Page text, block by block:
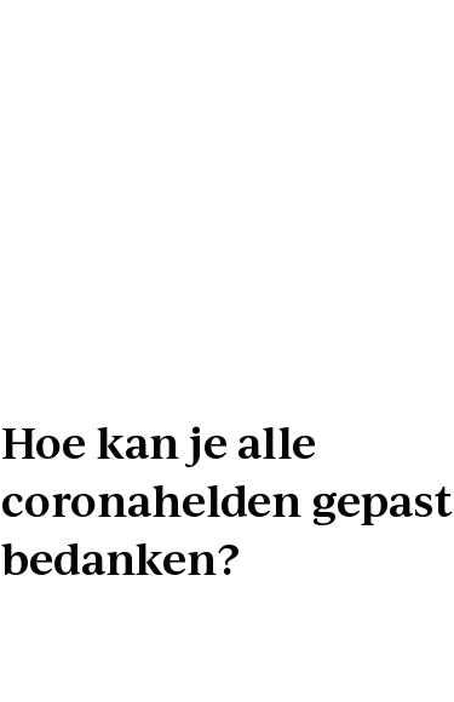
Hoe kan je alle
coronahelden gepast
bedanken?